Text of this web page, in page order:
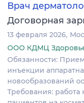
Врач
Договорная
13 февраля 2026
ООО КДМЦ
Обязанности:
инъекции
новообразований
Требования: